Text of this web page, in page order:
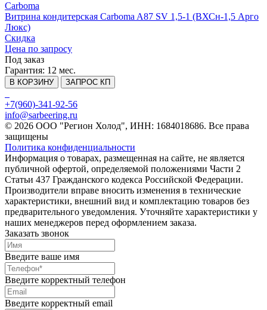
Carboma
Витрина кондитерская Carboma A87 SV 1,5-1 (ВХСн-1,5 Арго
Люкс)
Скидка
Цена по запросу
Под заказ
Гарантия: 12 мес.
В КОРЗИНУ ЗАПРОС КП
+7(960)-341-92-56
info@sarbeering.ru
© 2026 ООО "Регион Холод", ИНН: 1684018686. Все права
защищены
Политика конфиденциальности
Информация о товарах, размещенная на сайте, не является
публичной офертой, определяемой положениями Части 2
Статьи 437 Гражданского кодекса Российской Федерации.
Производители вправе вносить изменения в технические
характеристики, внешний вид и комплектацию товаров без
предварительного уведомления. Уточняйте характеристики у
наших менеджеров перед оформлением заказа.
Заказать звонок
Введите ваше имя
Введите корректный телефон
Введите корректный email